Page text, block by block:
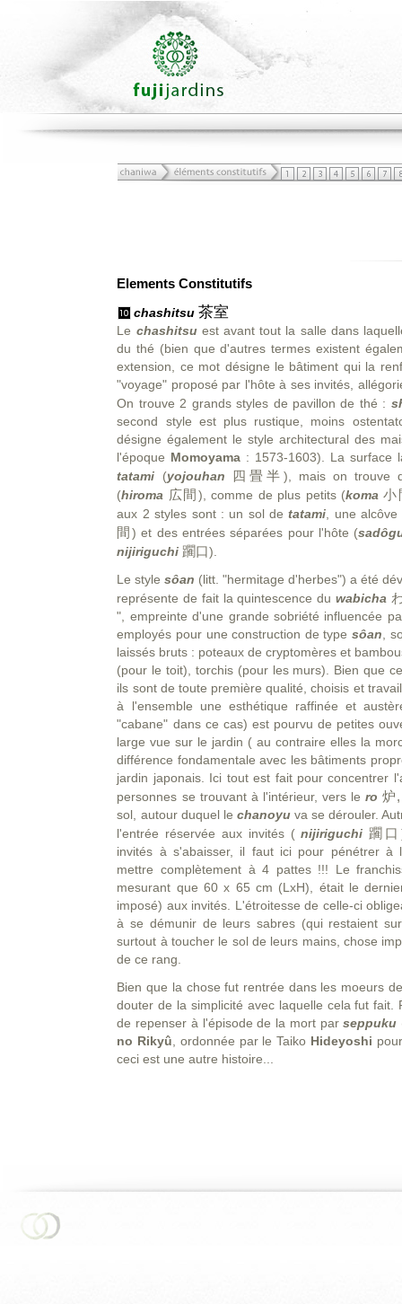
Elements Constitutifs
chashitsu 茶室
Le chashitsuest avant tout la salle dans
du thé (bien que d'autres termes existent
extension, ce mot désigne le bâtiment qui la
"voyage" proposé par l'hôte à ses invités,
On trouve 2 grands styles de pavillon de thé :
second style est plus rustique, moins
désigne également le style architectural des
l'époque Momoyama : 1573-1603). La surface
tatami (yojouhan 四畳半 ), mais on trouve
(hiroma 広間 ), comme de plus petits (koma 小
aux 2 styles sont : un sol detatami, une
間 ) et des entrées séparées pour l'hôte (
nijiriguchi 躙口).
Le stylesôan (litt. "hermitage d'herbes") a été
représente de fait la quintescence du wabicha
", empreinte d'une grande sobriété influencée
employés pour une construction de typesôan,
laissés bruts : poteaux de cryptomères et
(pour le toit), torchis (pour les murs). Bien que
ils sont de toute première qualité, choisis et
à l'ensemble une esthétique raffinée et
"cabane" dans ce cas) est pourvu de petites
large vue sur le jardin ( au contraire elles la
différence fondamentale avec les bâtiments
jardin japonais. Ici tout est fait pour concentrer
personnes se trouvant à l'intérieur, vers le ro 炉,
sol, autour duquel le chanoyu va se dérouler.
l'entrée réservée aux invités (nijiriguchi 躙口
invités à s'abaisser, il faut ici pour pénétrer
mettre complètement à 4 pattes !!! Le
mesurant que 60 x 65 cm (LxH), était le
imposé) aux invités. L'étroitesse de celle-ci
à se démunir de leurs sabres (qui restaient
surtout à toucher le sol de leurs mains, chose
de ce rang.
Bien que la chose fut rentrée dans les moeurs
douter de la simplicité avec laquelle cela fut fait.
de repenser à l'épisode de la mort parseppuku
no Rikyû, ordonnée par le Taiko Hideyoshi
ceci est une autre histoire...